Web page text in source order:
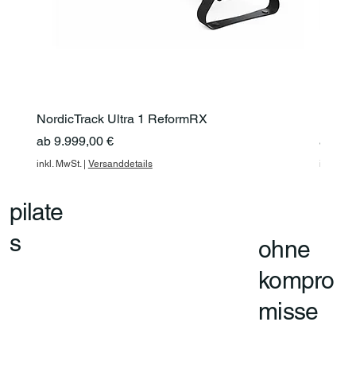
NordicTrack Ultra 1 ReformRX
ab 9.999,00 €
Sale-Preis
inkl. MwSt.| Versanddetails
ab
Sale-
inkl.
pilate
s
ohne
kompro
misse